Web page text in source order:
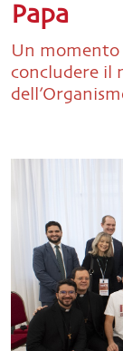
Papa
Un momento
concludere il